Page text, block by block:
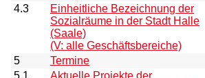
4.3
Einheitliche Bezeichnung der
Sozialräume in der Stadt Halle
(Saale)
(V: alle Geschäftsbereiche)
5
Termine
5.1
Aktuelle Projekte der